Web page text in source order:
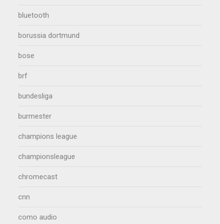
bluetooth
borussia dortmund
bose
brf
bundesliga
burmester
champions league
championsleague
chromecast
cnn
como audio